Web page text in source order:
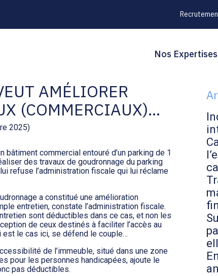
Principal
Nos Expertises
AMÉLIORER
(COMMERCIAUX)…
2025)
bâtiment commercial entouré d’un parking de 1
des travaux de goudronnage du parking
refuse l’administration fiscale qui lui réclame
a constitué une amélioration
entretien, constate l’administration fiscale.
sont déductibles dans ce cas, et non les
de ceux destinés à faciliter l’accès au
est le cas ici, se défend le couple…
de l’immeuble, situé dans une zone
pour les personnes handicapées, ajoute le
pas déductibles.